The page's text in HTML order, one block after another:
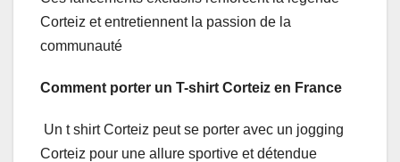
Corteiz et entretiennent la passion de la
communauté
Comment porter un T-shirt Corteiz en France
Un t shirt Corteiz peut se porter avec un jogging
Corteiz pour une allure sportive et détendue